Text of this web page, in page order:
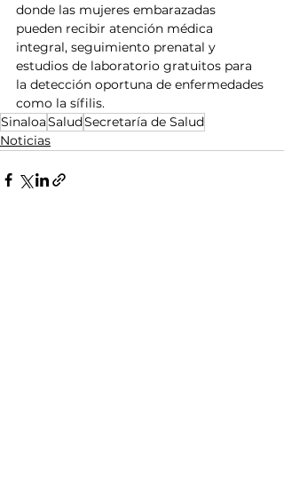
donde las mujeres embarazadas
pueden recibir atención médica
integral, seguimiento prenatal y
estudios de laboratorio gratuitos para
la detección oportuna de enfermedades
como la sífilis.
SinaloaSaludSecretaría de Salud
Noticias